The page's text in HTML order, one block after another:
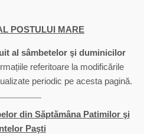
POSTULUI MARE
al sâmbetelor şi duminicilor
referitoare la modificările
periodic pe acesta pagină.
din Săptămâna Patimilor şi
Paşti